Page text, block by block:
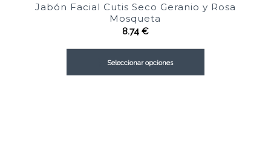
Jabón Facial Cutis Seco Geranio y Rosa
Mosqueta
8.74 €
Seleccionar opciones